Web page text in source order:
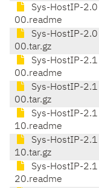
Sys-HostIP-2.0
00.readme
Sys-HostIP-2.0
00.tar.gz
Sys-HostIP-2.1
00.readme
Sys-HostIP-2.1
00.tar.gz
Sys-HostIP-2.1
10.readme
Sys-HostIP-2.1
10.tar.gz
Sys-HostIP-2.1
20.readme